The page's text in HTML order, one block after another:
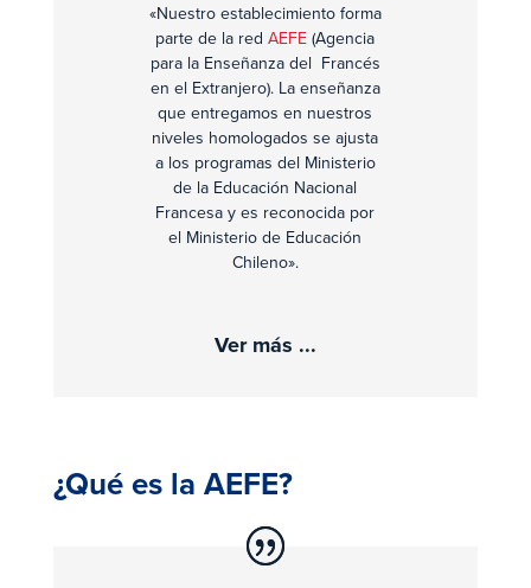
«Nuestro establecimiento forma
parte de la redAEFE(Agencia
para la Enseñanza del Francés
en el Extranjero). La enseñanza
que entregamos en nuestros
niveles homologados se ajusta
a los programas del Ministerio
de la Educación Nacional
Francesa y es reconocida por
el Ministerio de Educación
Chileno».
Ver más ...
¿Qué es la AEFE?